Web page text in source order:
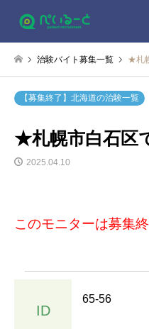
治験バイト募集一覧 ★札
【募集終了】北海道の治験一覧
★札幌市白石区
2025.04.10
このモニターは募集
ID
65-56